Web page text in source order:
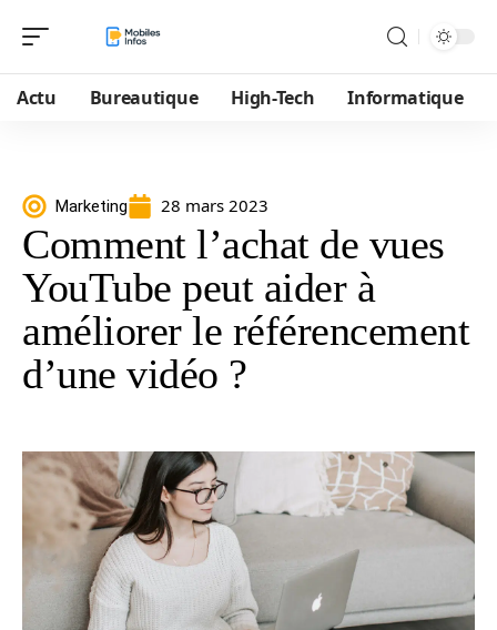
Actu Bureautique High-Tech Informatique
Marketing 28 mars 2023
Comment l’achat de vues
YouTube peut aider à
améliorer le référencement
d’une vidéo ?